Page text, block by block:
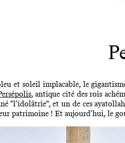
et soleil implacable, le
, antique cité des rois
"l’idolâtrie", et un de ces
patrimoine ! Et aujourd’hui, le